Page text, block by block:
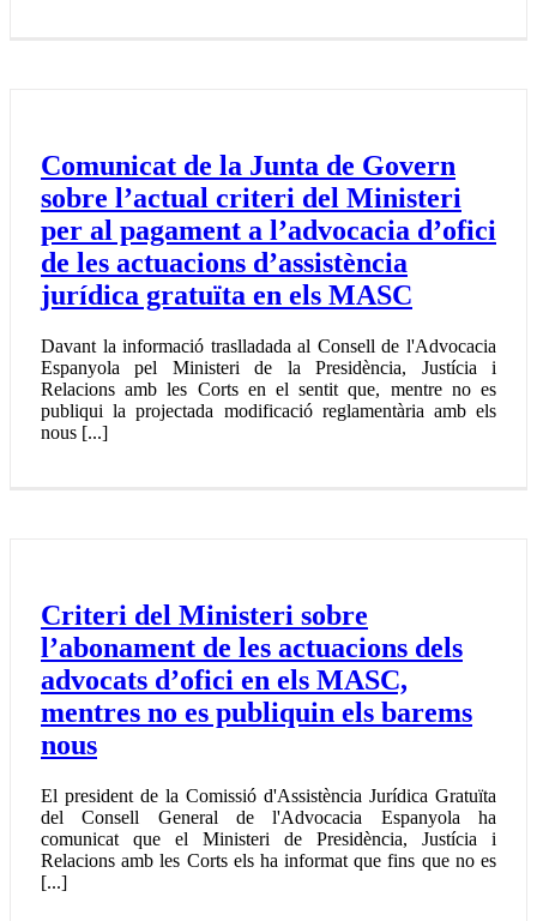
Comunicat de la Junta de Govern
sobre l’actual criteri del Ministeri
per al pagament a l’advocacia d’ofici
de les actuacions d’assistència
jurídica gratuïta en els MASC
Davant la informació traslladada al Consell de l'Advocacia
Espanyola pel Ministeri de la Presidència, Justícia i
Relacions amb les Corts en el sentit que, mentre no es
publiqui la projectada modificació reglamentària amb els
nous [...]
Criteri del Ministeri sobre
l’abonament de les actuacions dels
advocats d’ofici en els MASC,
mentres no es publiquin els barems
nous
El president de la Comissió d'Assistència Jurídica Gratuïta
del Consell General de l'Advocacia Espanyola ha
comunicat que el Ministeri de Presidència, Justícia i
Relacions amb les Corts els ha informat que fins que no es
[...]